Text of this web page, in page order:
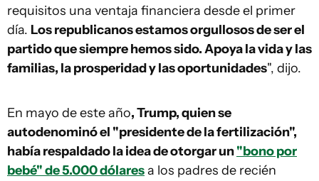
requisitos una ventaja financiera desde el primer
día. Los republicanos estamos orgullosos de ser el
partido que siempre hemos sido. Apoya la vida y las
familias, la prosperidad y las oportunidades", dijo.
En mayo de este año, Trump, quien se
autodenominó el "presidente de la fertilización",
había respaldado la idea de otorgar un"bono por
bebé" de 5.000 dólaresa los padres de recién